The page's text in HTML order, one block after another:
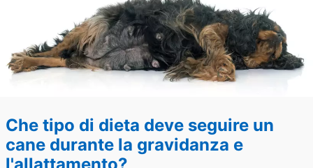
Che tipo di dieta deve seguire un
cane durante la gravidanza e
l'allattamento?